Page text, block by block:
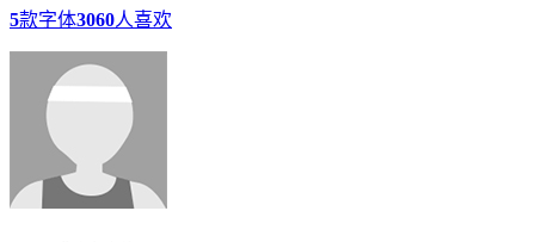
5款字体3060人喜欢